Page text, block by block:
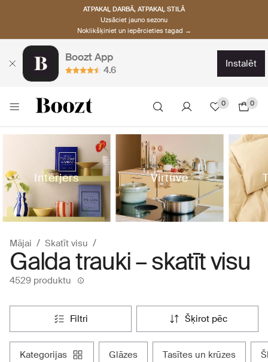
ATPAKAĻ DARBĀ, ATPAKAĻ STILĀ
Uzsāciet jauno sezonu
Noklikšķiniet un iepērcieties tagad →
Boozt App
4.6
instalēt
0 0
Interjers Virtuve
Mājai Skatīt visu
Galda trauki – skatīt visu
4529 produktu
filtri šķirot pēc
kategorijas glāzes tasītes un krūzes